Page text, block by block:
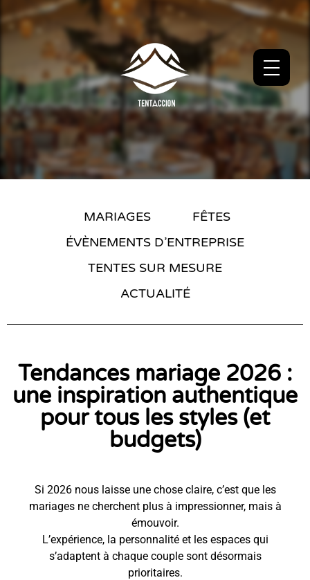
MARIAGES
FÊTES
ÉVÈNEMENTS D’ENTREPRISE
TENTES SUR MESURE
ACTUALITÉ
Tendances mariage 2026 :
une inspiration authentique
pour tous les styles (et
budgets)
Si 2026 nous laisse une chose claire, c’est que les
mariages ne cherchent plus à impressionner, mais à
émouvoir.
L’expérience, la personnalité et les espaces qui
s’adaptent à chaque couple sont désormais
prioritaires.